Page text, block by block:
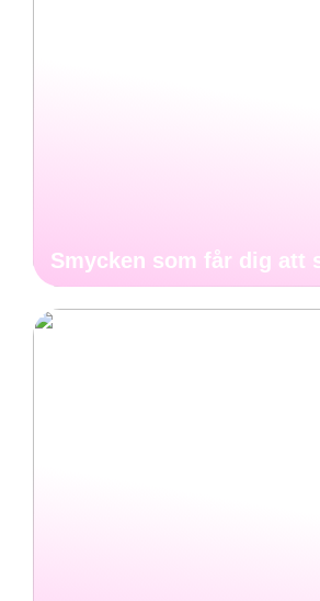
Smycken som får dig att